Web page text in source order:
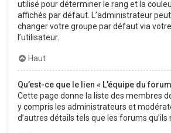
utilisé pour déterminer le rang et la
affichés par défaut. L’administrateur
changer votre groupe par défaut via
l’utilisateur.
Haut
Qu’est-ce que le lien « L’équipe du
Cette page donne la liste des membres
y compris les administrateurs et
d’autres détails tels que les forums qu’ils